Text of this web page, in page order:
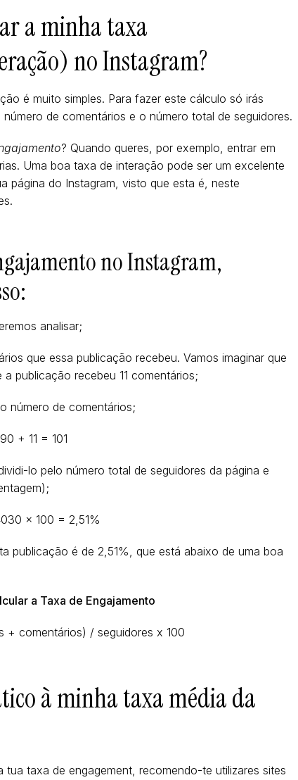
a minha taxa
no Instagram?
é muito simples. Para fazer este cálculo só irás
de comentários e o número total de seguidores.
? Quando queres, por exemplo, entrar em
Uma boa taxa de interação pode ser um excelente
página do Instagram, visto que esta é, neste
no Instagram,
analisar;
que essa publicação recebeu. Vamos imaginar que
publicação recebeu 11 comentários;
número de comentários;
90 + 11 = 101
lo pelo número total de seguidores da página e
x 100 = 2,51%
publicação é de 2,51%, que está abaixo de uma boa
a Taxa de Engajamento
+ comentários) / seguidores x 100
à minha taxa média da
tua taxa de engagement, recomendo-te utilizares sites